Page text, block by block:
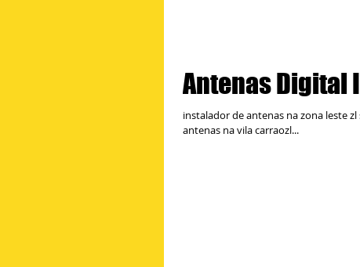
Antenas Digital
instalador de antenas na zona leste
antenas na vila carraozl...